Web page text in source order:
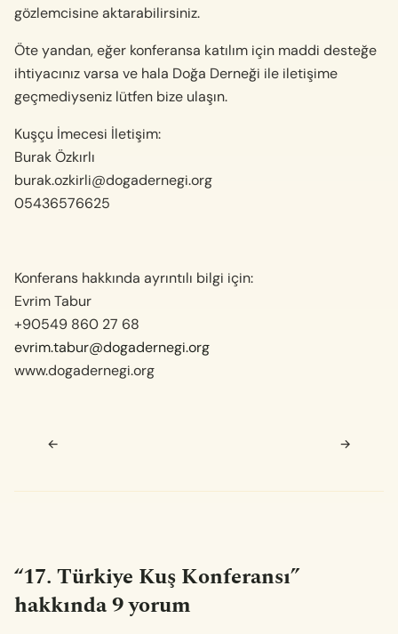
gözlemcisine aktarabilirsiniz.
Öte yandan, eğer konferansa katılım için maddi desteğe
ihtiyacınız varsa ve hala Doğa Derneği ile iletişime
geçmediyseniz lütfen bize ulaşın.
Kuşçu İmecesi İletişim:
Burak Özkırlı
burak.ozkirli@dogadernegi.org
05436576625
Konferans hakkında ayrıntılı bilgi için:
Evrim Tabur
+90549 860 27 68
evrim.tabur@dogadernegi.org
www.dogadernegi.org
Navigasyon sonrası
← →
“17. Türkiye Kuş Konferansı”
hakkında 9 yorum